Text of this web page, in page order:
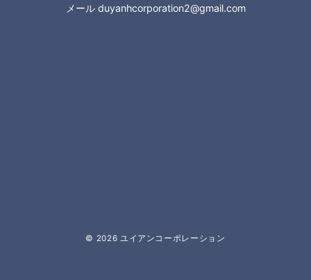
メール duyanhcorporation2@gmail.com
© 2026 ユイアンコーポレーション